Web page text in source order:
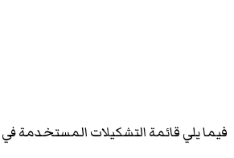
فيما يلي قائمة التشكيلات المستخدمة في